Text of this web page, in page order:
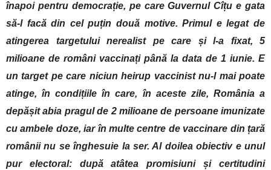
înapoi pentru democrație, pe care Guvernul Cîțu e gata
să-l facă din cel puțin două motive. Primul e legat de
atingerea targetului nerealist pe care și l-a fixat, 5
milioane de români vaccinați până la data de 1 iunie. E
un target pe care niciun heirup vaccinist nu-l mai poate
atinge, în condițiile în care, în aceste zile, România a
depășit abia pragul de 2 milioane de persoane imunizate
cu ambele doze, iar în multe centre de vaccinare din țară
românii nu se înghesuie la ser. Al doilea obiectiv e unul
pur electoral: după atâtea promisiuni și certitudini